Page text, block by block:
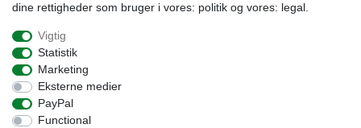
dine rettigheder som bruger i vores: politik og vores: legal.
Vigtig
Statistik
Marketing
Eksterne medier
PayPal
Functional